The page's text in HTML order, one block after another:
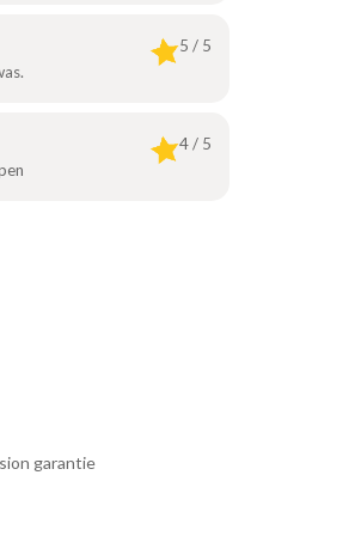
5 / 5
4 / 5
garantie